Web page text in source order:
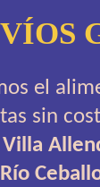
el
sin
Villa
Río